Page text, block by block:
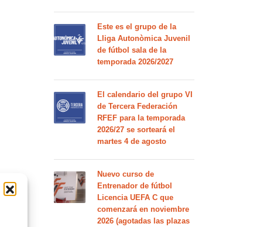
Este es el grupo de la
Lliga Autonòmica Juvenil
de fútbol sala de la
temporada 2026/2027
El calendario del grupo VI
de Tercera Federación
RFEF para la temporada
2026/27 se sorteará el
martes 4 de agosto
Nuevo curso de
Entrenador de fútbol
Licencia UEFA C que
comenzará en noviembre
2026 (agotadas las plazas